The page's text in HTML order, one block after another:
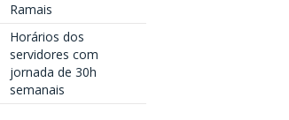
Ramais
Horários dos
servidores com
jornada de 30h
semanais